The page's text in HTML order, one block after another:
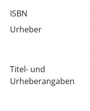
ISBN
Urheber
Titel- und
Urheberangaben